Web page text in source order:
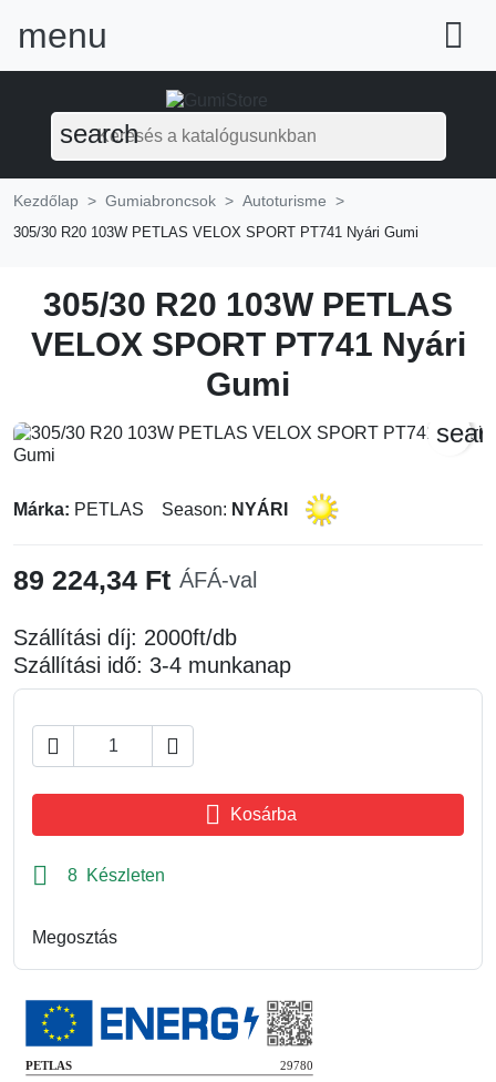
menu 
search
Kezdőlap Gumiabroncsok Autoturisme
305/30 R20 103W PETLAS VELOX SPORT PT741 Nyári Gumi
305/30 R20 103W PETLAS
VELOX SPORT PT741 Nyári
Gumi
Márka: PETLAS Season: NYÁRI
89 224,34 Ft ÁFÁ-val
Szállítási díj: 2000ft/db
Szállítási idő: 3-4 munkanap
 
 Kosárba
 8 Készleten
Megosztás